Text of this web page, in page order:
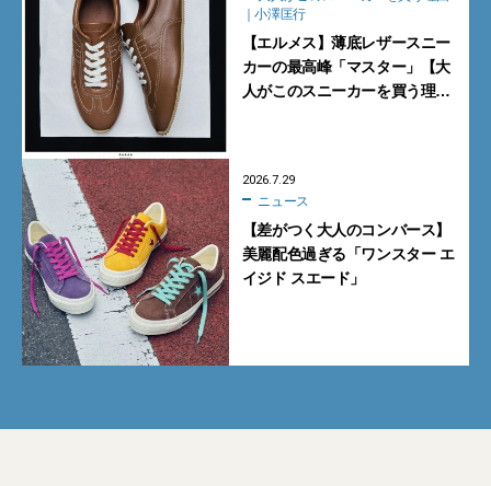
｜小澤匡行
【エルメス】薄底レザースニー
カーの最高峰「マスター」【大
人がこのスニーカーを買う理由
2026.7.29
ニュース
【差がつく大人のコンバース】
美麗配色過ぎる「ワンスター エ
イジド スエード」